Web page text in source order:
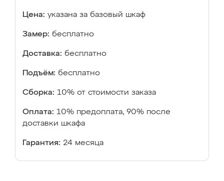
Цена: указана за базовый шкаф
Замер: бесплатно
Доставка: бесплатно
Подъём: бесплатно
Сборка: 10% от стоимости заказа
Оплата: 10% предоплата, 90% после
доставки шкафа
Гарантия: 24 месяца